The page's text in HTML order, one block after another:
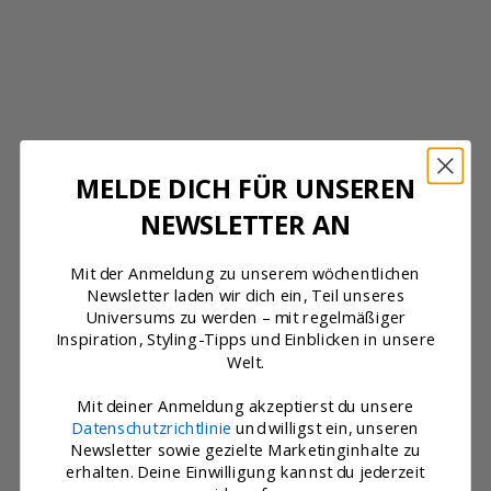
In den Warenkorb In den Warenkorb
MELDE DICH FÜR UNSEREN
NEWSLETTER AN
Mit der Anmeldung zu unserem wöchentlichen
Newsletter laden wir dich ein, Teil unseres
Universums zu werden – mit regelmäßiger
Inspiration, Styling-Tipps und Einblicken in unsere
Welt.
Mit deiner Anmeldung akzeptierst du unsere
Datenschutzrichtlinie und willigst ein, unseren
Newsletter sowie gezielte Marketinginhalte zu
erhalten. Deine Einwilligung kannst du jederzeit